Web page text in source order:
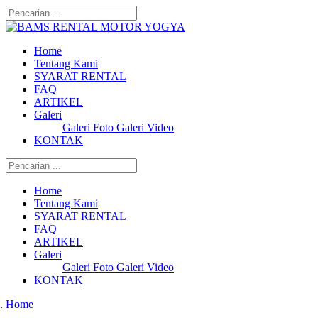
Home
Tentang Kami
SYARAT RENTAL
FAQ
ARTIKEL
Galeri
Galeri Foto Galeri Video
KONTAK
Home
Tentang Kami
SYARAT RENTAL
FAQ
ARTIKEL
Galeri
Galeri Foto Galeri Video
KONTAK
Home